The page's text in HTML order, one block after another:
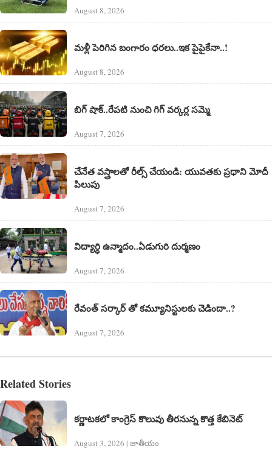
August 8, 2026
మళ్లీ పెరిగిన బంగారం ధరలు..ఇక పైపైకేనా..!
August 8, 2026
బిగ్ షాక్..రేపటి నుంచి గిగ్ వర్కర్ల సమ్మె
August 7, 2026
చేనేత వస్త్రాలతో రీల్స్ చేయండి: యువతకు ప్రధాని మోదీ
పిలుపు
August 7, 2026
విద్యార్ధి ఉన్మాదం..ఏడుగురి దుర్మణం
August 7, 2026
రేవంత్ సర్కార్ తో కమ్యూనిస్టులకు చెడిందా..?
August 7, 2026
Related Stories
కర్ణాటకలో కాంగ్రెస్ కొలువు తీరనున్న కొత్త కేబినెట్
August 3, 2026 | జాతీయం